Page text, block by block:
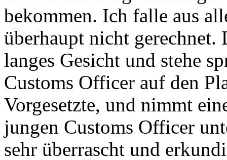
bekommen. Ich falle aus
überhaupt nicht gerechnet.
langes Gesicht und stehe
Customs Officer auf den
Vorgesetzte, und nimmt
jungen Customs Officer
sehr überrascht und